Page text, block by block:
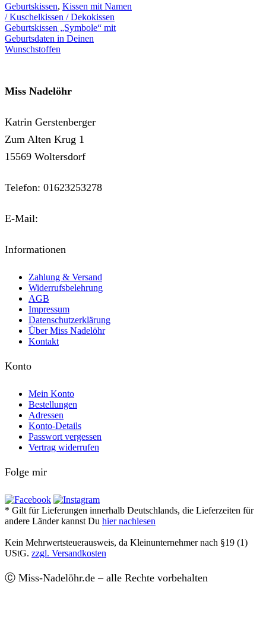
Geburtskissen, Kissen mit Namen
/ Kuschelkissen / Dekokissen
Geburtskissen „Symbole“ mit
Geburtsdaten in Deinen
Wunschstoffen
Miss Nadelöhr
Katrin Gerstenberger
Zum Alten Krug 1
15569 Woltersdorf
Telefon: 01623253278
E-Mail:
Informationen
Zahlung & Versand
Widerrufsbelehrung
AGB
Impressum
Datenschutzerklärung
Über Miss Nadelöhr
Kontakt
Konto
Mein Konto
Bestellungen
Adressen
Konto-Details
Passwort vergessen
Vertrag widerrufen
Folge mir
* Gilt für Lieferungen innerhalb Deutschlands, die Lieferzeiten für
andere Länder kannst Du hier nachlesen
Kein Mehrwertsteuerausweis, da Kleinunternehmer nach §19 (1)
UStG. zzgl. Versandkosten
Ⓒ Miss-Nadelöhr.de – alle Rechte vorbehalten